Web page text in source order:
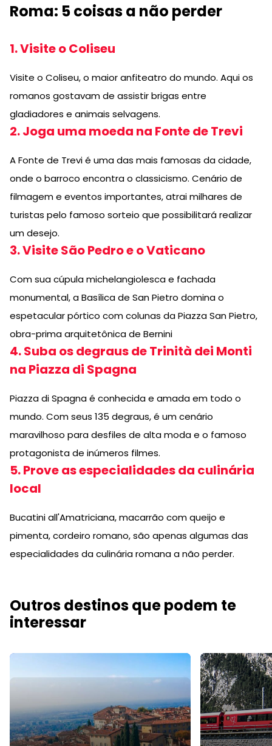
Roma: 5 coisas a não perder
1. Visite o Coliseu
Visite o Coliseu, o maior anfiteatro do mundo. Aqui os
romanos gostavam de assistir brigas entre
gladiadores e animais selvagens.
2. Joga uma moeda na Fonte de Trevi
A Fonte de Trevi é uma das mais famosas da cidade,
onde o barroco encontra o classicismo. Cenário de
filmagem e eventos importantes, atrai milhares de
turistas pelo famoso sorteio que possibilitará realizar
um desejo.
3. Visite São Pedro e o Vaticano
Com sua cúpula michelangiolesca e fachada
monumental, a Basílica de San Pietro domina o
espetacular pórtico com colunas da Piazza San Pietro,
obra-prima arquitetônica de Bernini
4. Suba os degraus de Trinità dei Monti
na Piazza di Spagna
Piazza di Spagna é conhecida e amada em todo o
mundo. Com seus 135 degraus, é um cenário
maravilhoso para desfiles de alta moda e o famoso
protagonista de inúmeros filmes.
5. Prove as especialidades da culinária
local
Bucatini all'Amatriciana, macarrão com queijo e
pimenta, cordeiro romano, são apenas algumas das
especialidades da culinária romana a não perder.
Outros destinos que podem te
interessar